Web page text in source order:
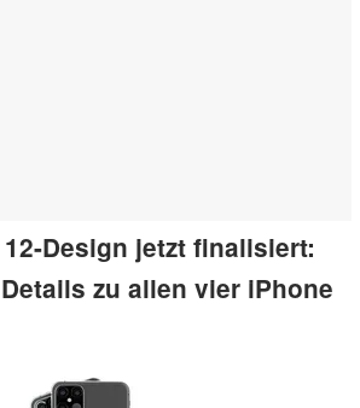
Design jetzt finalisiert:
zu allen vier iPhone